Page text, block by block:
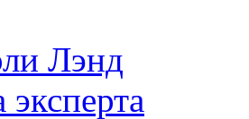
Лэнд
эксперта